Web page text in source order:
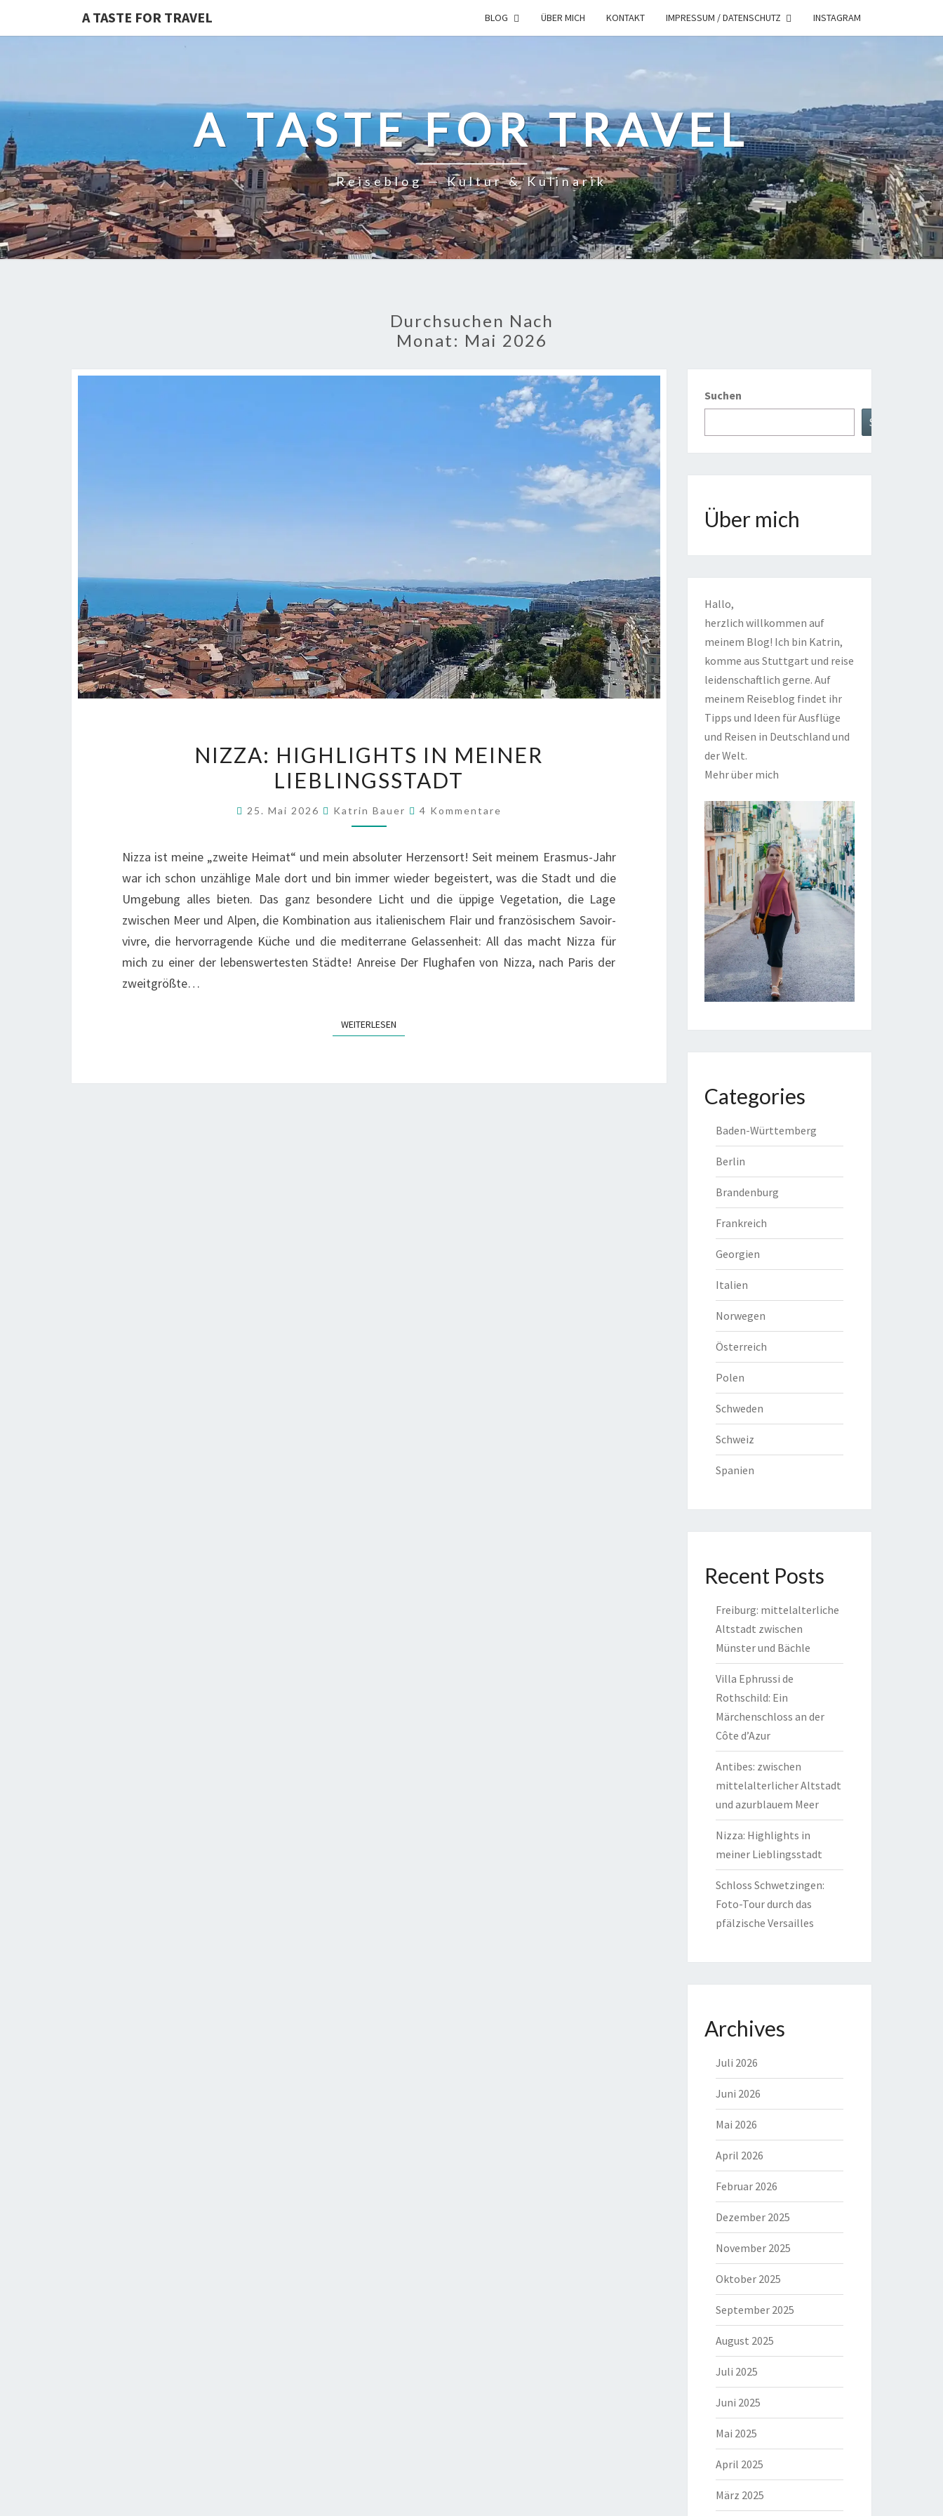
A TASTE FOR TRAVEL BLOG ÜBER MICH KONTAKT IMPRESSUM / DATENSCHUTZ INSTAGRAM
A TASTE FOR TRAVEL
Reiseblog — Kultur & Kulinarik
Durchsuchen Nach
Monat: Mai 2026
HIGHLIGHTS
IN
LIEBLINGSSTADT
NIZZA: HIGHLIGHTS IN MEINER
LIEBLINGSSTADT
25. Mai 2026 Katrin Bauer Kommentare
4 Kommentare
Nizza ist meine „zweite Heimat“ und mein absoluter Herzensort! Seit meinem Erasmus-Jahr
war ich schon unzählige Male dort und bin immer wieder begeistert, was die Stadt und die
Umgebung alles bieten. Das ganz besondere Licht und die üppige Vegetation, die Lage
zwischen Meer und Alpen, die Kombination aus italienischem Flair und französischem Savoir-
vivre, die hervorragende Küche und die mediterrane Gelassenheit: All das macht Nizza für
mich zu einer der lebenswertesten Städte! Anreise Der Flughafen von Nizza, nach Paris der
zweitgrößte…
WEITERLESEN
Suchen
Suchen
Über mich
Hallo,
herzlich willkommen auf
meinem Blog! Ich bin Katrin,
komme aus Stuttgart und reise
leidenschaftlich gerne. Auf
meinem Reiseblog findet ihr
Tipps und Ideen für Ausflüge
und Reisen in Deutschland und
der Welt.
Mehr über mich
Categories
Baden-Württemberg
Berlin
Brandenburg
Frankreich
Georgien
Italien
Norwegen
Österreich
Polen
Schweden
Schweiz
Spanien
Recent Posts
Freiburg: mittelalterliche
Altstadt zwischen
Münster und Bächle
Villa Ephrussi de
Rothschild: Ein
Märchenschloss an der
Côte d’Azur
Antibes: zwischen
mittelalterlicher Altstadt
und azurblauem Meer
Nizza: Highlights in
meiner Lieblingsstadt
Schloss Schwetzingen:
Foto-Tour durch das
pfälzische Versailles
Archives
Juli 2026
Juni 2026
Mai 2026
April 2026
Februar 2026
Dezember 2025
November 2025
Oktober 2025
September 2025
August 2025
Juli 2025
Juni 2025
Mai 2025
April 2025
März 2025